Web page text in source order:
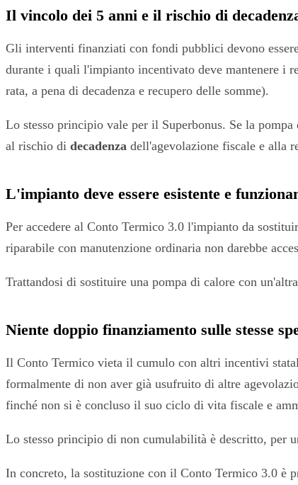
Il vincolo dei 5 anni e il rischio di
Gli interventi finanziati con fondi pubblici devono
durante i quali l'impianto incentivato deve mantenere i
rata, a pena di decadenza e recupero delle somme).
Lo stesso principio vale per il Superbonus. Se la
al rischio di decadenza dell'agevolazione fiscale e alla
L'impianto deve essere esistente e
Per accedere al Conto Termico 3.0 l'impianto da
riparabile con manutenzione ordinaria non darebbe
Trattandosi di sostituire una pompa di calore con
Niente doppio finanziamento sulle stesse
Il Conto Termico vieta il cumulo con altri incentivi
formalmente di non aver già usufruito di altre
finché non si è concluso il suo ciclo di vita fiscale e
Lo stesso principio di non cumulabilità è descritto, per
In concreto, la sostituzione con il Conto Termico 3.0 è